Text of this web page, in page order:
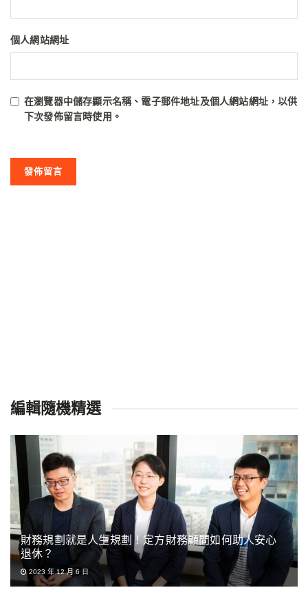
個人網站網址
在瀏覽器中儲存顯示名稱、電子郵件地址及個人網站網址，以供
下次發佈留言時使用。
編輯隨機精選
財務規劃就是人生規劃！定方財務顧問如何助人安心
退休？
2023 年 12 月 6 日